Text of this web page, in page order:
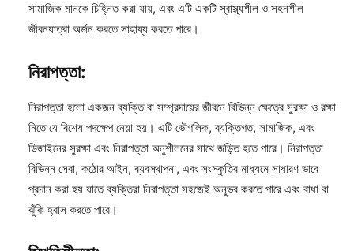
সামাজিক মানকে চিহ্নিত করা যায়, এবং এটি একটি স্বাস্থ্যশীল ও সহনশীল
জীবনযাত্রা অর্জন করতে সাহায্য করতে পারে।
নিরাপত্তা:
নিরাপত্তা হলো একজন ব্যক্তি বা সম্প্রদায়ের জীবনে বিভিন্ন ক্ষেত্রে সুরক্ষা ও রক্ষা
নিতে যে বিশেষ পদক্ষেপ নেয়া হয়। এটি ভৌগলিক, ব্যক্তিগত, সামাজিক, এবং
ডিজাইনের সুরক্ষা এবং নিরাপত্তা অনুশীলনের সাথে জড়িত হতে পারে। নিরাপত্তা
বিভিন্ন সেবা, কঠোর আইন, ব্যবস্থাপনা, এবং সংস্কৃতির মাধ্যমে সাধারণ ভাবে
প্রদান করা হয় যাতে ব্যক্তিরা নিরাপত্তা সহজেই অনুভব করতে পারে এবং বাধা বা
ঝুঁকি হ্রাস করতে পারে।